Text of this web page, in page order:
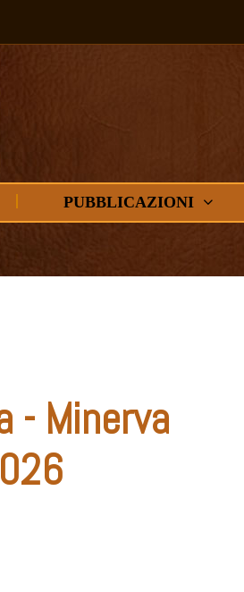
PUBBLICAZIONI
- Minerva